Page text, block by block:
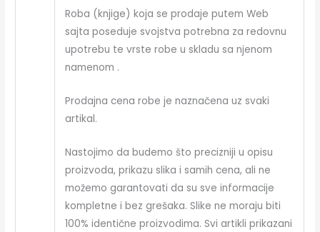
Roba (knjige) koja se prodaje putem Web
sajta poseduje svojstva potrebna za redovnu
upotrebu te vrste robe u skladu sa njenom
namenom .
Prodajna cena robe je naznačena uz svaki
artikal.
Nastojimo da budemo što precizniji u opisu
proizvoda, prikazu slika i samih cena, ali ne
možemo garantovati da su sve informacije
kompletne i bez grešaka. Slike ne moraju biti
100% identične proizvodima. Svi artikli prikazani